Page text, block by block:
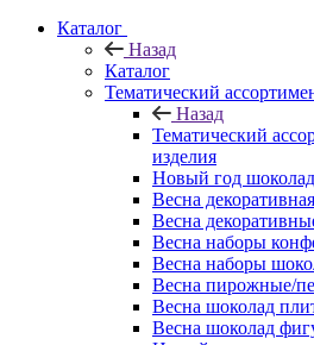
Каталог
Назад
Каталог
Тематический
Назад
Тематический
изделия
Новый год
Весна
Весна
Весна наборы
Весна наборы
Весна пирожные/
Весна шоколад
Весна шоколад